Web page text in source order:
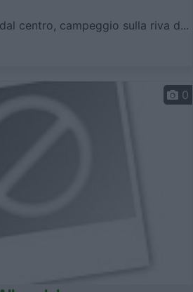
centro, campeggio sulla riva d...
0